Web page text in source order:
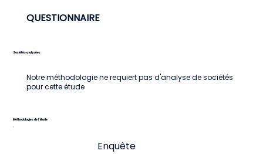
QUESTIONNAIRE
Sociétés analysées
Méthodologies de l’étude
Notre méthodologie ne requiert pas d'analyse de sociétés
pour cette étude
Enquête